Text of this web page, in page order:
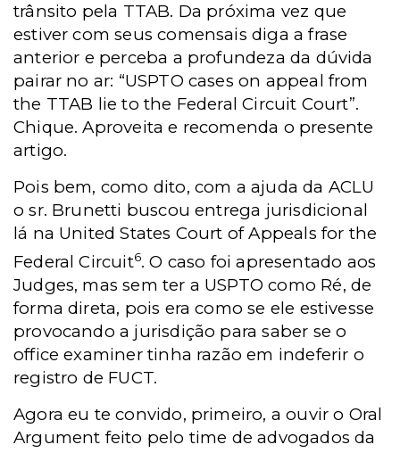
trânsito pela TTAB. Da próxima vez que
estiver com seus comensais diga a frase
anterior e perceba a profundeza da dúvida
pairar no ar: “USPTO cases on appeal from
the TTAB lie to the Federal Circuit Court”.
Chique. Aproveita e recomenda o presente
artigo.
Pois bem, como dito, com a ajuda da ACLU
o sr. Brunetti buscou entrega jurisdicional
lá na United States Court of Appeals for the
Federal Circuit6. O caso foi apresentado aos
Judges, mas sem ter a USPTO como Ré, de
forma direta, pois era como se ele estivesse
provocando a jurisdição para saber se o
office examiner tinha razão em indeferir o
registro de FUCT.
Agora eu te convido, primeiro, a ouvir o Oral
Argument feito pelo time de advogados da